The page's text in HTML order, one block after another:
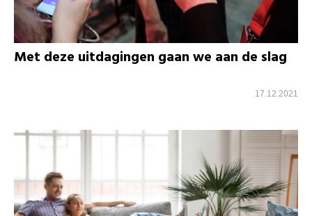
Met deze uitdagingen gaan we aan de slag
17.12.2021